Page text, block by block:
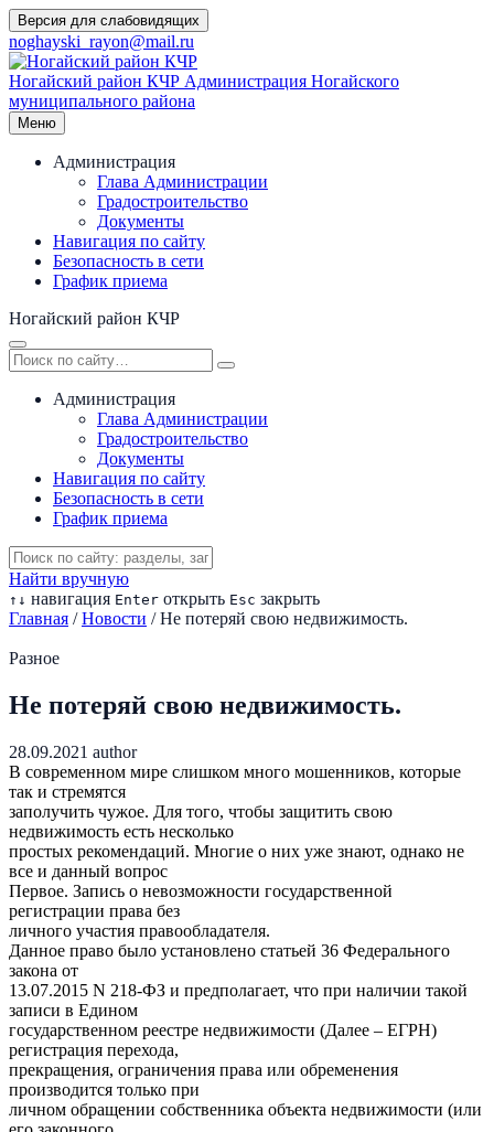
Перейти
к
содержимому
Версия для слабовидящих
noghayski_rayon@mail.ru
Ногайский район КЧР Администрация Ногайского
муниципального района
Меню
Администрация
Глава Администрации
Градостроительство
Документы
Навигация по сайту
Безопасность в сети
График приема
Ногайский район КЧР
Администрация
Глава Администрации
Градостроительство
Документы
Навигация по сайту
Безопасность в сети
График приема
Найти вручную
↑ ↓ навигация Enter открыть Esc закрыть
Главная / Новости / Не потеряй свою недвижимость.
Разное
Не потеряй свою недвижимость.
28.09.2021 author
В современном мире слишком много мошенников, которые
так и стремятся
заполучить чужое. Для того, чтобы защитить свою
недвижимость есть несколько
простых рекомендаций. Многие о них уже знают, однако не
все и данный вопрос
Первое. Запись о невозможности государственной
регистрации права без
личного участия правообладателя.
Данное право было установлено статьей 36 Федерального
закона от
13.07.2015 N 218-ФЗ и предполагает, что при наличии такой
записи в Едином
государственном реестре недвижимости (Далее – ЕГРН)
регистрация перехода,
прекращения, ограничения права или обременения
производится только при
личном обращении собственника объекта недвижимости (или